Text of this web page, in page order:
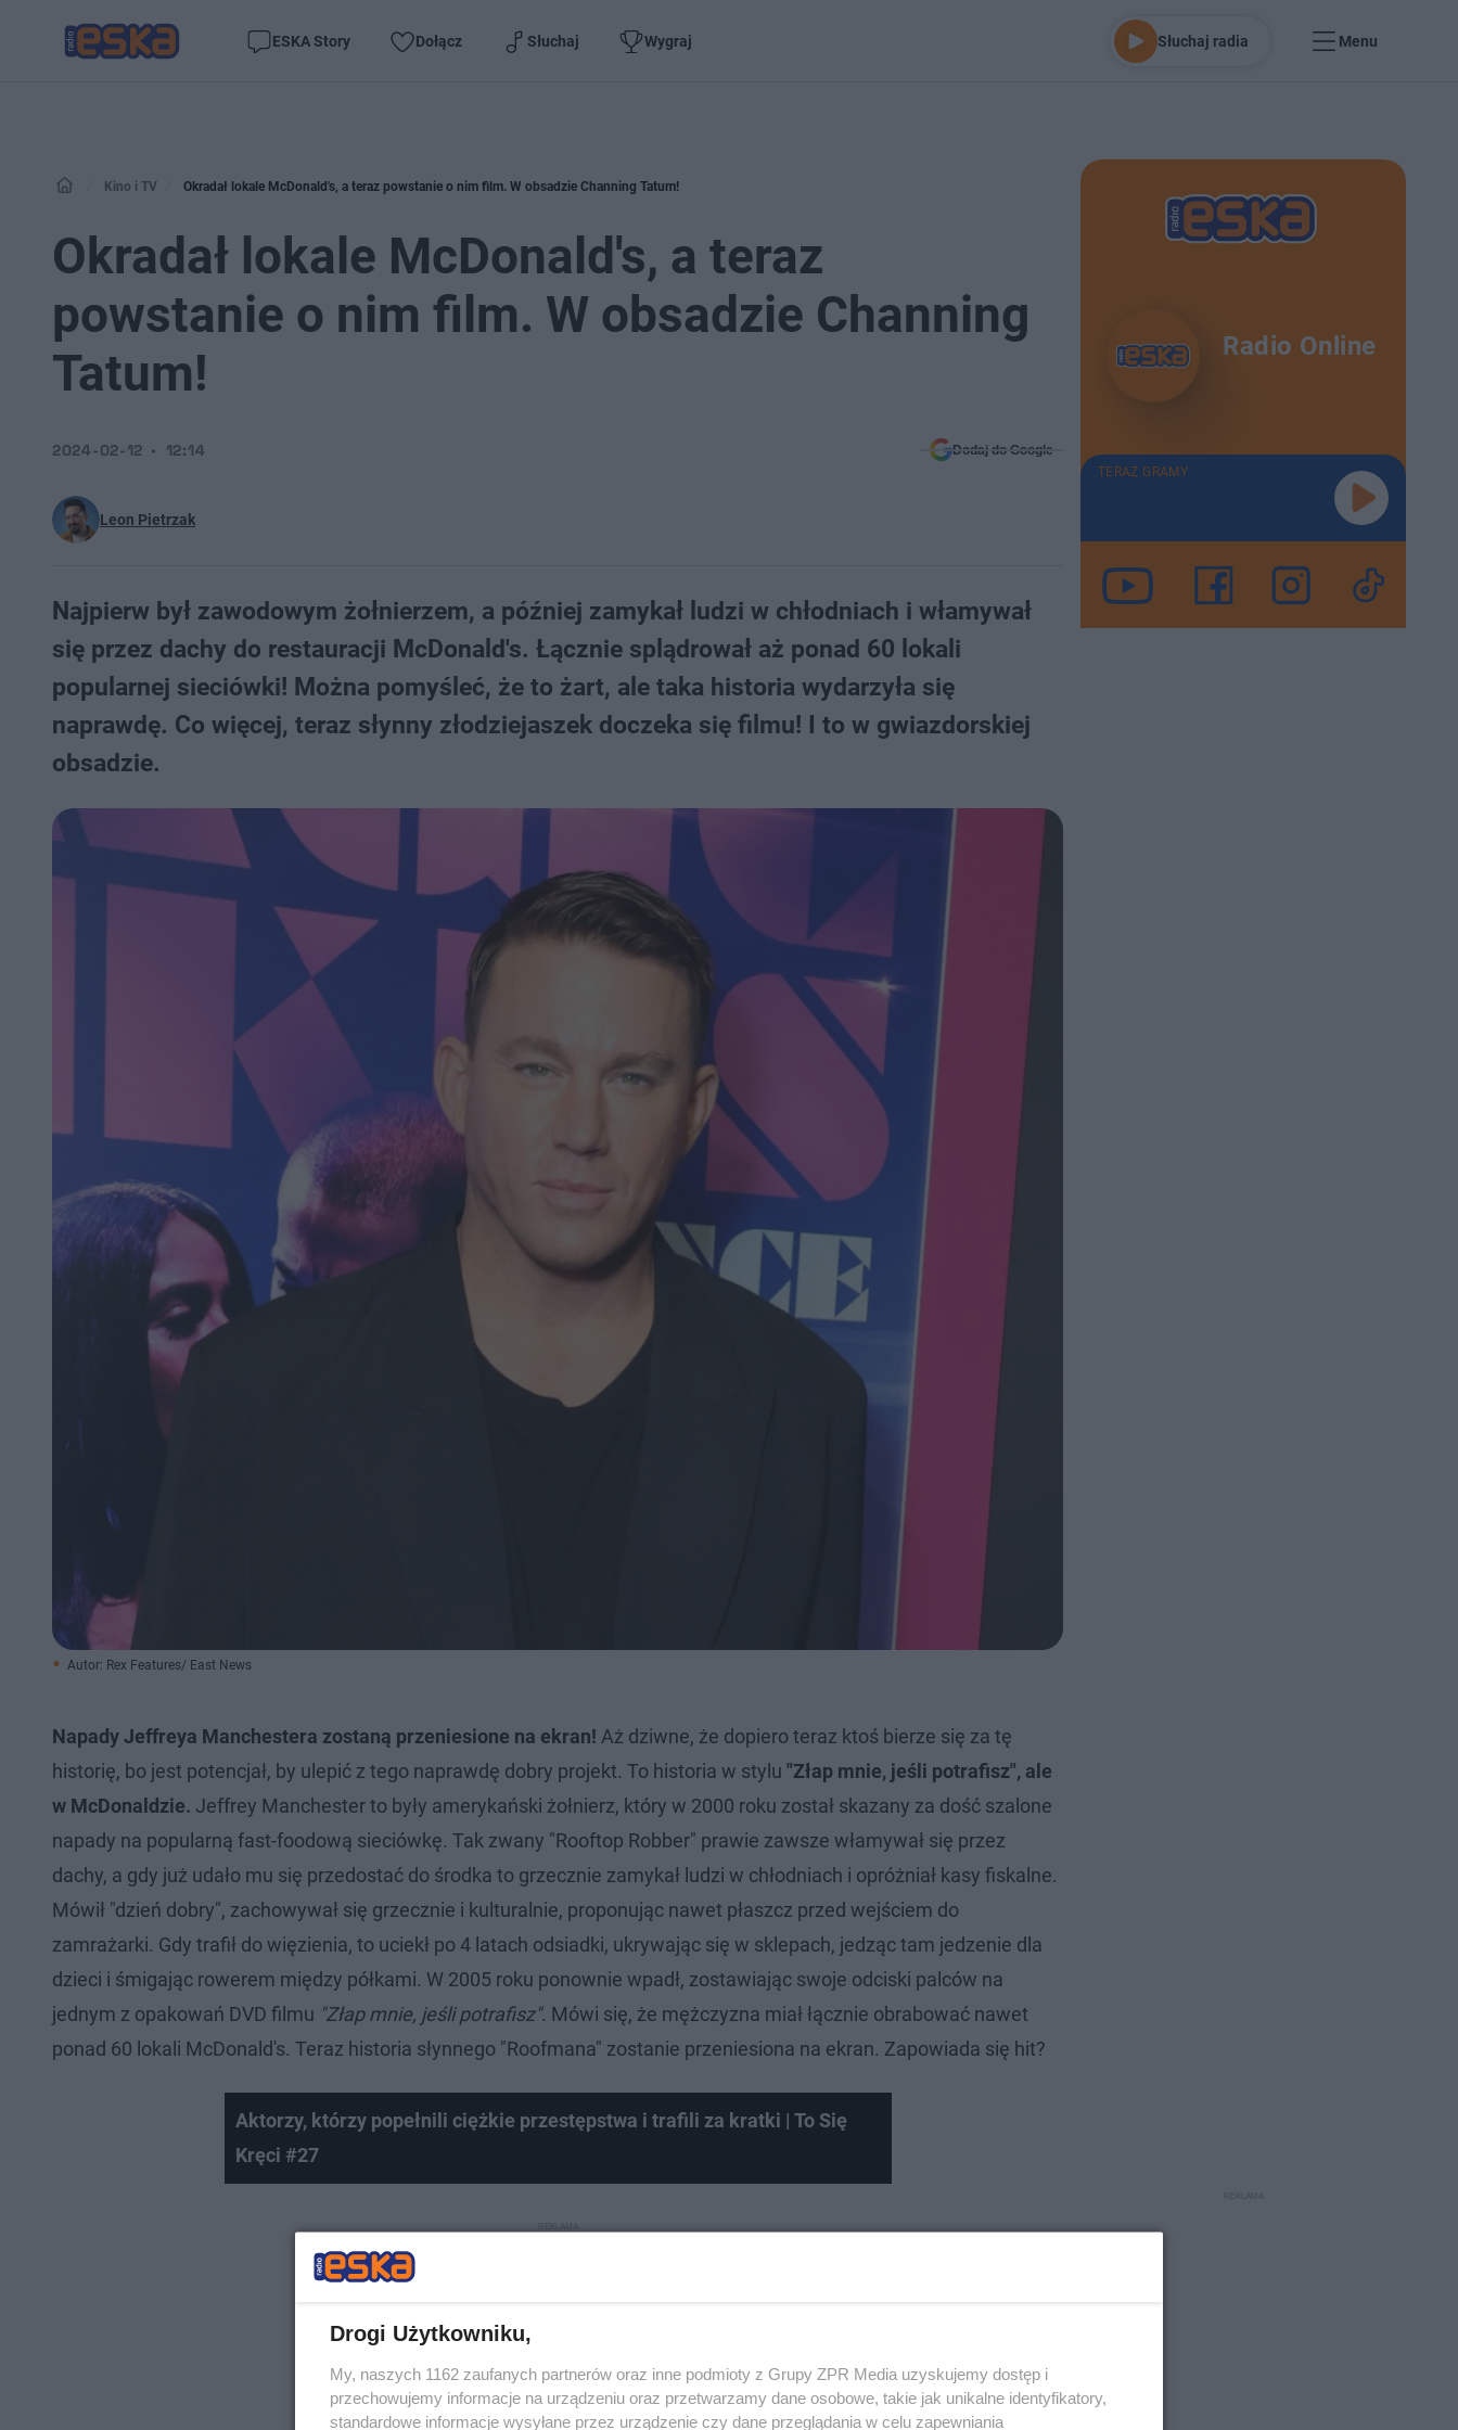
ESKA Story Dołącz Słuchaj Wygraj Słuchaj radia Menu
Kino i TV Okradał lokale McDonald's, a teraz powstanie o nim film. W obsadzie Channing Tatum!
Okradał lokale McDonald's, a teraz
powstanie o nim film. W obsadzie Channing
Tatum!
Leon Pietrzak
2024-02-12 12:14 Dodaj do Google
Najpierw był zawodowym żołnierzem, a później zamykał ludzi w chłodniach i włamywał
się przez dachy do restauracji McDonald's. Łącznie splądrował aż ponad 60 lokali
popularnej sieciówki! Można pomyśleć, że to żart, ale taka historia wydarzyła się
naprawdę. Co więcej, teraz słynny złodziejaszek doczeka się filmu! I to w gwiazdorskiej
obsadzie.
Autor: Rex Features/ East News
Napady Jeffreya Manchestera zostaną przeniesione na ekran! Aż dziwne, że dopiero teraz ktoś bierze się za tę
historię, bo jest potencjał, by ulepić z tego naprawdę dobry projekt. To historia w stylu "Złap mnie, jeśli potrafisz", ale
w McDonaldzie. Jeffrey Manchester to były amerykański żołnierz, który w 2000 roku został skazany za dość szalone
napady na popularną fast-foodową sieciówkę. Tak zwany "Rooftop Robber" prawie zawsze włamywał się przez
dachy, a gdy już udało mu się przedostać do środka to grzecznie zamykał ludzi w chłodniach i opróżniał kasy fiskalne.
Mówił "dzień dobry", zachowywał się grzecznie i kulturalnie, proponując nawet płaszcz przed wejściem do
zamrażarki. Gdy trafił do więzienia, to uciekł po 4 latach odsiadki, ukrywając się w sklepach, jedząc tam jedzenie dla
dzieci i śmigając rowerem między półkami. W 2005 roku ponownie wpadł, zostawiając swoje odciski palców na
jednym z opakowań DVD filmu "Złap mnie, jeśli potrafisz". Mówi się, że mężczyzna miał łącznie obrabować nawet
ponad 60 lokali McDonald's. Teraz historia słynnego "Roofmana" zostanie przeniesiona na ekran. Zapowiada się hit?
Aktorzy, którzy popełnili ciężkie przestępstwa i trafili za kratki | To Się
Kręci #27
Radio Online
TERAZ GRAMY
Drogi Użytkowniku,
My, naszych 1162 zaufanych partnerów oraz inne podmioty z Grupy ZPR Media uzyskujemy dostęp i
przechowujemy informacje na urządzeniu oraz przetwarzamy dane osobowe, takie jak unikalne identyfikatory,
standardowe informacje wysyłane przez urządzenie czy dane przeglądania w celu zapewniania